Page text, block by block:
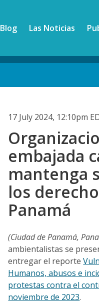
Blog Las Noticias
17 July 2024, 12:10pm
embajada
mantenga
los
Panamá
(Ciudad de Panamá,
ambientalistas se
entregar el reporte
Humanos, abusos e
protestas contra el
noviembre de 2023.